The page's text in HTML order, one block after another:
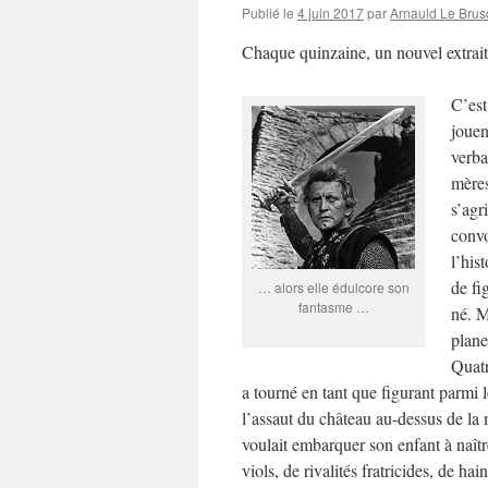
Publié le 4 juin 2017parArnauld Le
Chaque quinzaine, un nouvel
… alors elle édulcore son
fantasme …
de
né.
a tourné en tant que figurant parmi
l’assaut du château au-dessus de
voulait embarquer son enfant à
viols, de rivalités fratricides, de